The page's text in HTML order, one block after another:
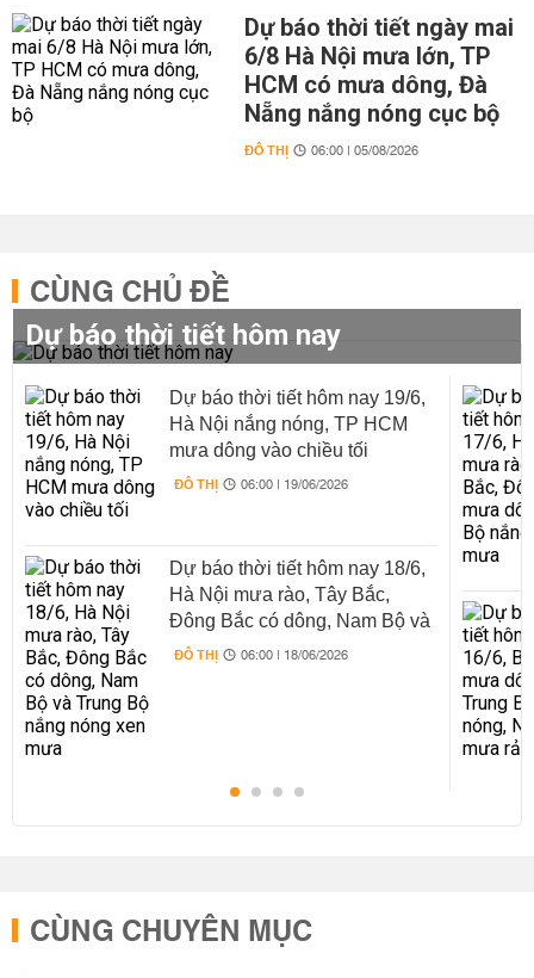
Dự báo thời tiết ngày mai
6/8 Hà Nội mưa lớn, TP
HCM có mưa dông, Đà
Nẵng nắng nóng cục bộ
ĐÔ THỊ 06:00 | 05/08/2026
CÙNG CHỦ ĐỀ
Dự báo thời tiết hôm nay
Dự báo thời tiết hôm nay 19/6,
Hà Nội nắng nóng, TP HCM
mưa dông vào chiều tối
ĐÔ THỊ 06:00 | 19/06/2026
Dự báo thời tiết hôm nay 18/6,
Hà Nội mưa rào, Tây Bắc,
Đông Bắc có dông, Nam Bộ và
Trung Bộ nắng nóng xen mưa
ĐÔ THỊ 06:00 | 18/06/2026
CÙNG CHUYÊN MỤC